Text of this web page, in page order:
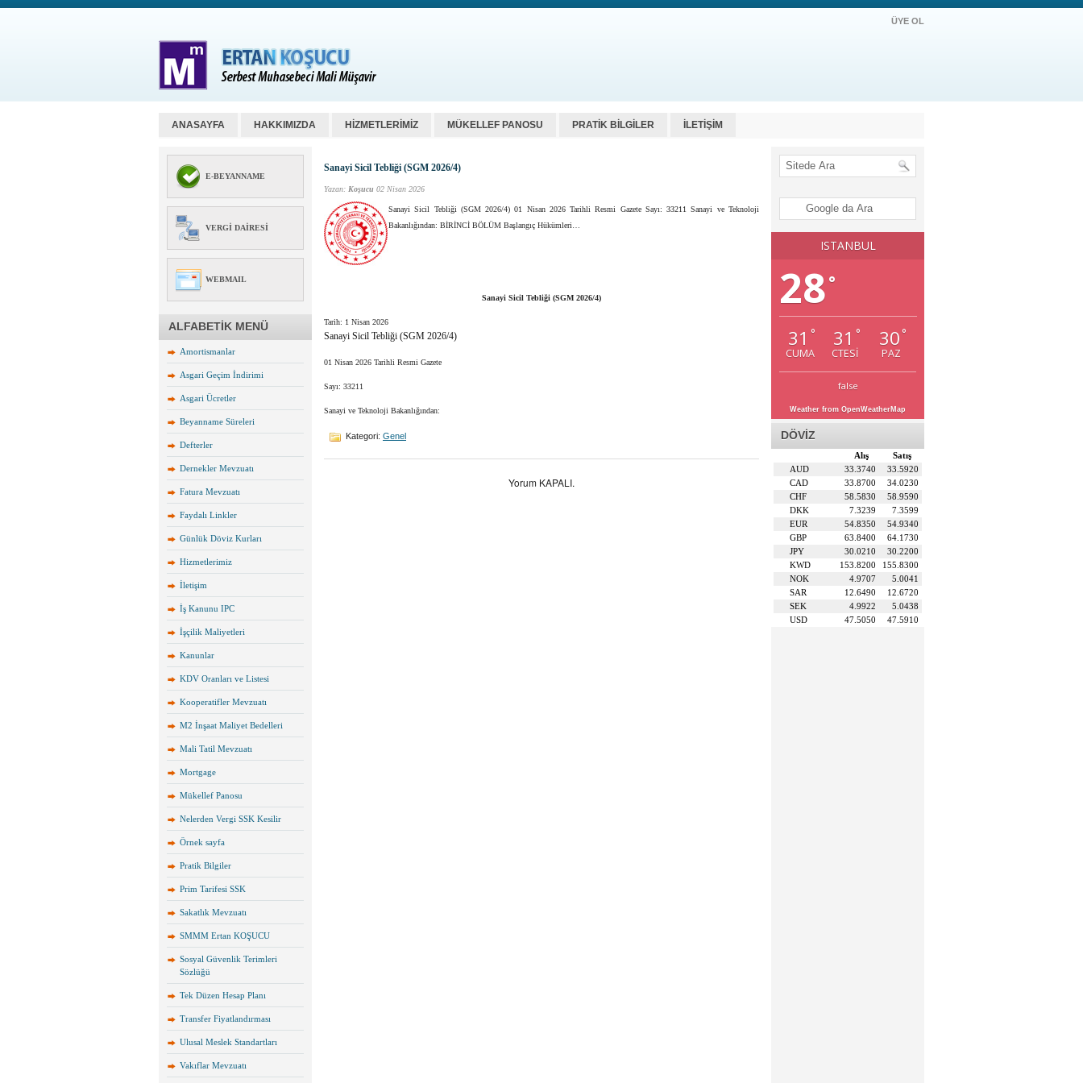
ÜYE OL
ANASAYFA HAKKIMIZDA HİZMETLERİMİZ MÜKELLEF PANOSU PRATİK BİLGİLER İLETİŞİM
E-BEYANNAME
VERGI DAIRESI
WEBMAIL
ALFABETİK MENÜ
Amortismanlar
Asgari Geçim İndirimi
Asgari Ücretler
Beyanname Süreleri
Defterler
Dernekler Mevzuatı
Fatura Mevzuatı
Faydalı Linkler
Günlük Döviz Kurları
Hizmetlerimiz
İletişim
İş Kanunu IPC
İşçilik Maliyetleri
Kanunlar
KDV Oranları ve Listesi
Kooperatifler Mevzuatı
M2 İnşaat Maliyet Bedelleri
Mali Tatil Mevzuatı
Mortgage
Mükellef Panosu
Nelerden Vergi SSK Kesilir
Örnek sayfa
Pratik Bilgiler
Prim Tarifesi SSK
Sakatlık Mevzuatı
SMMM Ertan KOŞUCU
Sosyal Güvenlik Terimleri
Sözlüğü
Tek Düzen Hesap Planı
Transfer Fiyatlandırması
Ulusal Meslek Standartları
Vakıflar Mevzuatı
Sanayi Sicil Tebliği (SGM 2026/4)
Yazan: Koşucu 02 Nisan 2026
Sanayi Sicil Tebliği (SGM 2026/4) 01 Nisan 2026 Tarihli Resmi Gazete Sayı: 33211 Sanayi ve Teknoloji
Bakanlığından: BİRİNCİ BÖLÜM Başlangıç Hükümleri…
Sanayi Sicil Tebliği (SGM 2026/4)
Tarih: 1 Nisan 2026
Sanayi Sicil Tebliği (SGM 2026/4)
01 Nisan 2026 Tarihli Resmi Gazete
Sayı: 33211
Sanayi ve Teknoloji Bakanlığından:
Kategori: Genel
Yorum KAPALI.
ISTANBUL
28°
31 °
CUMA
31 °
CTESI
30 °
PAZ
false
Weather from OpenWeatherMap
DÖVİZ
Satış
Alış
AUD
33.5920
33.3740
CAD
34.0230
33.8700
CHF
58.9590
58.5830
DKK
7.3599
7.3239
EUR
54.9340
54.8350
GBP
64.1730
63.8400
JPY
30.2200
30.0210
KWD
155.8300
153.8200
NOK
5.0041
4.9707
SAR
12.6720
12.6490
SEK
5.0438
4.9922
USD
47.5910
47.5050